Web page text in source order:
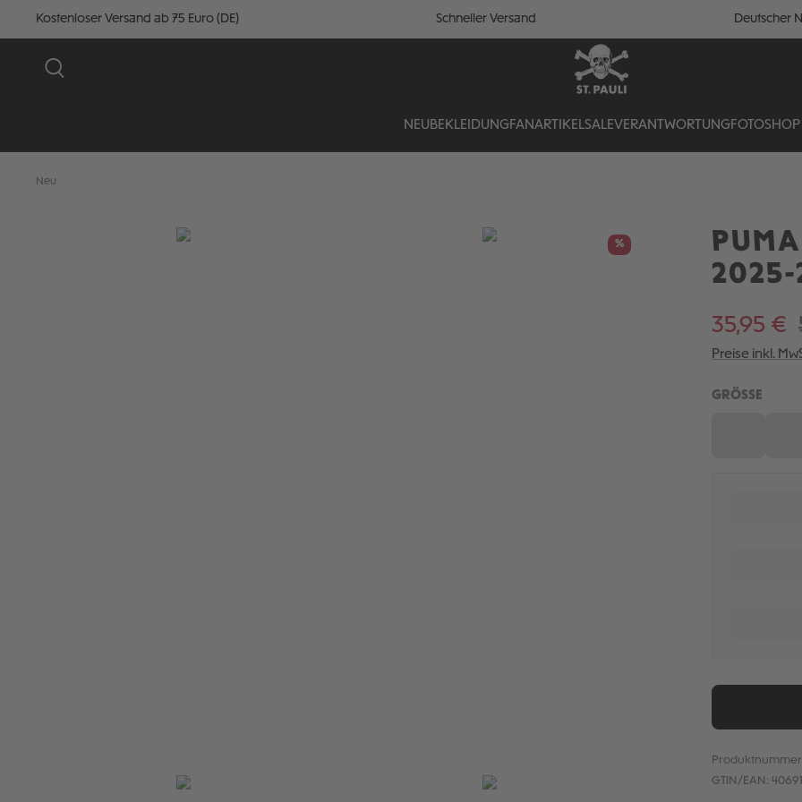
Kostenloser Versand ab 75 Euro (DE) Schneller Versand Deutscher
NEU BEKLEIDUNGFANARTIKELSALEVERANTWORTUNGFOTOSHOP
Neu
Bildergalerie überspringen %
2025-
35,95 €
Preise inkl.
GRÖSSE
GTIN/EAN: